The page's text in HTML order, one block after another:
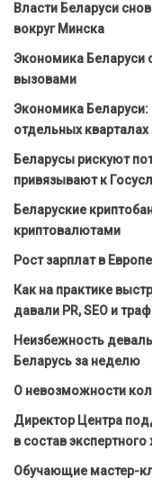
Власти Беларуси
вокруг Минска
Экономика Беларуси
вызовами
Экономика Беларуси:
отдельных кварталах
Беларусы рискуют
привязывают к
Беларуские
криптовалютами
Рост зарплат в
Как на практике
давали PR, SEO и
Неизбежность
Беларусь за неделю
О невозможности
Директор Центра
в состав
Обучающие мастер-